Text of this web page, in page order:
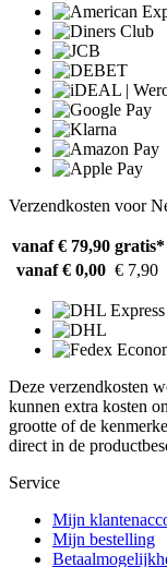
Verzendkosten voor
vanaf € 79,90 gratis*
vanaf € 0,00 € 7,90
Deze verzendkosten
kunnen extra kosten
grootte of de
direct in de
Service
Mijn
Mijn bestelling